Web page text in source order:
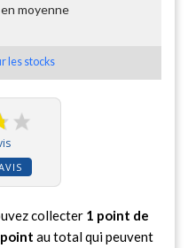
moyenne
les stocks
collecter 1 point de
point au total qui peuvent